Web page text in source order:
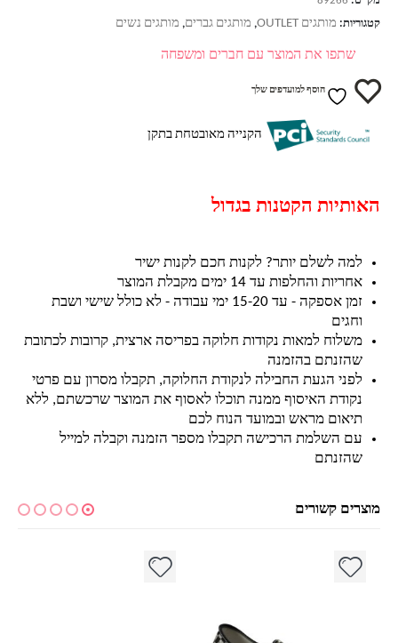
קטגוריות: מותגים OUTLET , מותגים גברים, מותגים נשים
שתפו את המוצר עם חברים ומשפחה
הוסף למועדפים שלך
הקנייה מאובטחת בתקן
האותיות הקטנות בגדול
למה לשלם יותר? לקנות חכם לקנות ישיר
אחריות והחלפות עד 14 ימים מקבלת המוצר
זמן אספקה - עד 15-20 ימי עבודה - לא כולל שישי ושבת
וחגים
משלוח למאות נקודות חלוקה בפריסה ארצית, קרובות לכתובת
שהזנתם בהזמנה
לפני הגעת החבילה לנקודת החלוקה, תקבלו מסרון עם פרטי
נקודת האיסוף ממנה תוכלו לאסוף את המוצר שרכשתם, ללא
תיאום מראש ובמועד הנוח לכם
עם השלמת הרכישה תקבלו מספר הזמנה וקבלה למייל
שהזנתם
מוצרים קשורים